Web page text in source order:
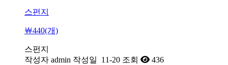
스펀지
￦440(개)
스펀지
작성자 admin 작성일 11-20 조회
436